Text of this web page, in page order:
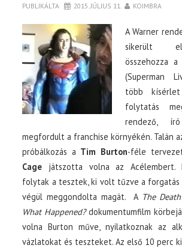
PUBLIKÁLTA 2015. JÚLIUS 11. KOIMBRA
A Warner
sikerült
összehozza a
(Superman
több
folytatás
rendező,
megfordult a franchise környékén. Talán
próbálkozás a Tim Burton-féle
Cage játszotta volna az Acélembert.
folytak a tesztek, ki volt tűzve a forgatás
végül meggondolta magát. A The
What Happened?dokumentumfilm
volna Burton műve, nyilatkoznak az
vázlatokat és teszteket. Az első 10 perc